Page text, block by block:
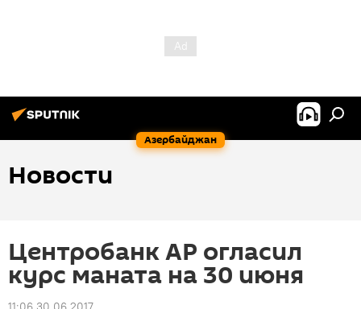
Азербайджан
Новости
Центробанк АР огласил
курс маната на 30 июня